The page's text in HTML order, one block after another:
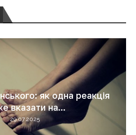
як одна реакція
вказати на...
29.07.2025